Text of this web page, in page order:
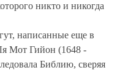
никто и никогда
написанные еще в
Мот Гийон (1648 -
Библию, сверяя